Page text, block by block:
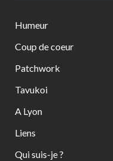
Humeur
Coup de coeur
Patchwork
Tavukoi
A Lyon
Liens
Qui suis-je ?